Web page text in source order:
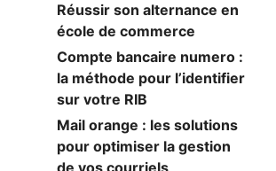
Réussir son alternance en
école de commerce
Compte bancaire numero :
la méthode pour l’identifier
sur votre RIB
Mail orange : les solutions
pour optimiser la gestion
de vos courriels